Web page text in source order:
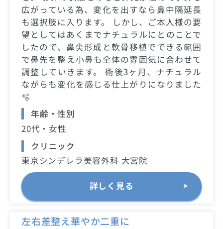
広がっている為、変化を出すなら鼻中隔延長
も選択肢に入ります。 しかし、ご本人様の要
望としてはあくまでナチュラルにとのことで
したので、鼻尖形成と軟骨移植でできる範囲
で鼻先を整え小鼻も全体の雰囲気に合わせて
調整していきます。 術後3ヶ月、ナチュラル
ながらも変化を感じる仕上がりになりました
🫧
年齢・性別
20代・女性
クリニック
東京シンデレラ美容外科 大宮院
詳しく見る
左右差整え華やか二重に